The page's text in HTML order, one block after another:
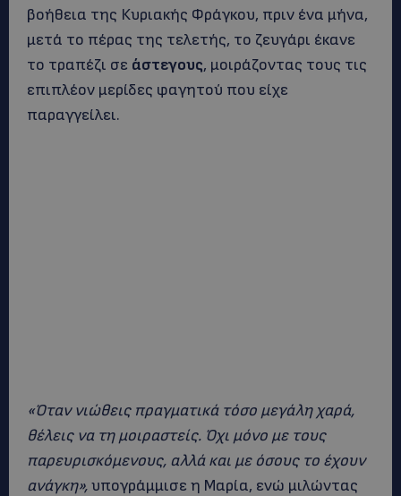
βοήθεια της Κυριακής Φράγκου, πριν ένα μήνα,
μετά το πέρας της τελετής, το ζευγάρι έκανε
το τραπέζι σε άστεγους, μοιράζοντας τους τις
επιπλέον μερίδες φαγητού που είχε
παραγγείλει.
«Όταν νιώθεις πραγματικά τόσο μεγάλη χαρά,
θέλεις να τη μοιραστείς. Όχι μόνο με τους
παρευρισκόμενους, αλλά και με όσους το έχουν
ανάγκη»,υπογράμμισε η Μαρία, ενώ μιλώντας